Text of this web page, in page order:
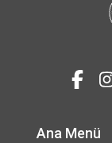
Ana Menü